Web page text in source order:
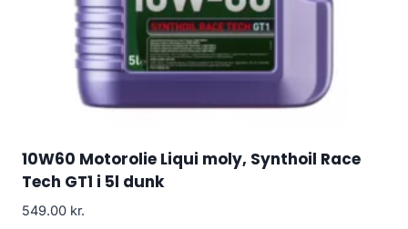
10W60 Motorolie Liqui moly, Synthoil Race
Tech GT1 i 5l dunk
549.00 kr.